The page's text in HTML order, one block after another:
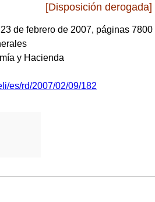
[Disposición derogada]
de febrero de 2007, páginas 7800
y Hacienda
es/rd/2007/02/09/182